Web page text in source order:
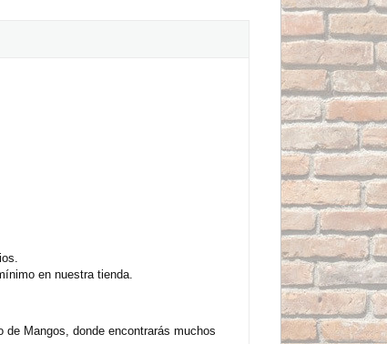
en nuestra tienda.
Mangos, donde encontrarás muchos